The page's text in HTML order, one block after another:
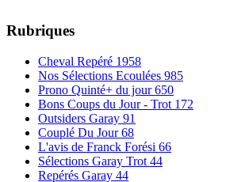
Rubriques
Cheval Repéré 1958
Nos Sélections Ecoulées 985
Prono Quinté+ du jour 650
Bons Coups du Jour - Trot 172
Outsiders Garay 91
Couplé Du Jour 68
L'avis de Franck Forési 66
Sélections Garay Trot 44
Repérés Garay 44